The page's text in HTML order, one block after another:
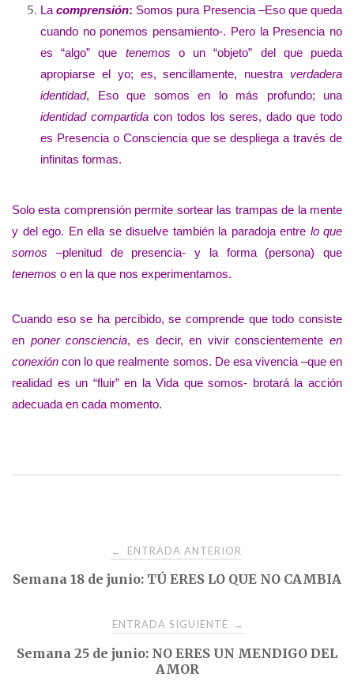
Lacomprensión: Somos pura Presencia –Eso que queda
cuando no ponemos pensamiento-. Pero la Presencia no
es “algo” que tenemos o un “objeto” del que pueda
apropiarse el yo; es, sencillamente, nuestra verdadera
identidad, Eso que somos en lo más profundo; una
identidad compartidacon todos los seres, dado que todo
es Presencia o Consciencia que se despliega a través de
infinitas formas.
Solo esta comprensión permite sortear las trampas de la mente
y del ego. En ella se disuelve también la paradoja entre lo que
somos –plenitud de presencia- y la forma (persona) que
tenemos o en la que nos experimentamos.
Cuando eso se ha percibido, se comprende que todo consiste
en poner consciencia, es decir, en vivir conscientemente en
conexióncon lo que realmente somos. De esa vivencia –que en
realidad es un “fluir” en la Vida que somos- brotará la acción
adecuada en cada momento.
Navegación
de
← ENTRADA ANTERIOR
Semana 18 de junio: TÚ ERES LO QUE NO CAMBIA
ENTRADA SIGUIENTE →
Semana 25 de junio: NO ERES UN MENDIGO DEL
AMOR